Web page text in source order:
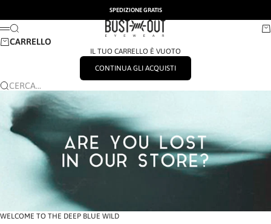
SPEDIZIONE GRATIS
BUSTOUT EYEWEAR
MENÙ
CERCA
CARRELLO
IL TUO CARRELLO È VUOTO
CONTINUA GLI ACQUISTI
CERCA...
WELCOME TO THE DEEP BLUE WILD